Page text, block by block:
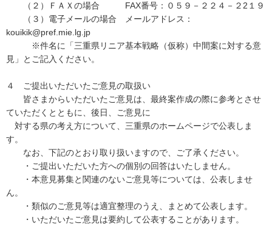
（２）ＦＡＸの場合 FAX番号：０５９－２２４－２2１９
（３）電子メールの場合 メールアドレス：
kouikik@pref.mie.lg.jp
※件名に「三重県リニア基本戦略（仮称）中間案に対する意
見」とご記入ください。
４ ご提出いただいたご意見の取扱い
皆さまからいただいたご意見は、最終案作成の際に参考とさせ
ていただくとともに、後日、ご意見に
対する県の考え方について、三重県のホームページで公表しま
す。
なお、下記のとおり取り扱いますので、ご了承ください。
・ご提出いただいた方への個別の回答はいたしません。
・本意見募集と関連のないご意見等については、公表しませ
ん。
・類似のご意見等は適宜整理のうえ、まとめて公表します。
・いただいたご意見は要約して公表することがあります。